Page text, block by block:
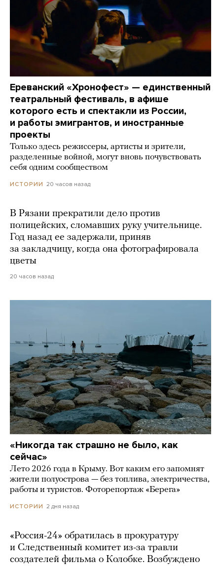
Ереванский «Хронофест» — единственный
театральный фестиваль, в афише
которого есть и спектакли из России,
и работы эмигрантов, и иностранные
проекты
Только здесь режиссеры, артисты и зрители,
разделенные войной, могут вновь почувствовать
себя одним сообществом
ИСТОРИИ 20 часов назад
В Рязани прекратили дело против
полицейских, сломавших руку учительнице.
Год назад ее задержали, приняв
за закладчицу, когда она фотографировала
цветы
20 часов назад
«Никогда так страшно не было, как
сейчас»
Лето 2026 года в Крыму. Вот каким его запомнят
жители полуострова — без топлива, электричества,
работы и туристов. Фоторепортаж «Берега»
ИСТОРИИ 2 дня назад
«Россия-24» обратилась в прокуратуру
и Следственный комитет из-за травли
создателей фильма о Колобке. Возбуждено